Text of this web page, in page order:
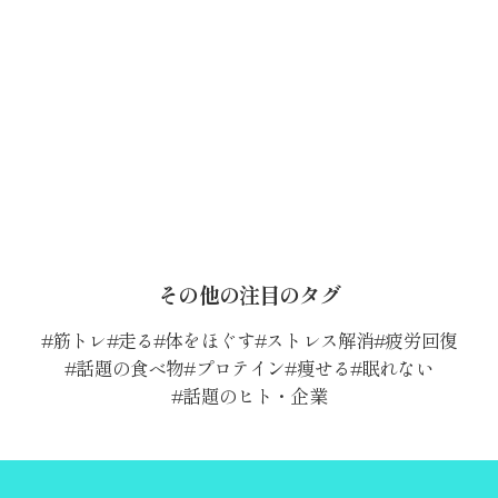
その他の注目のタグ
筋トレ 走る 体をほぐす ストレス解消 疲労回復
話題の食べ物 プロテイン 痩せる 眠れない
話題のヒト・企業